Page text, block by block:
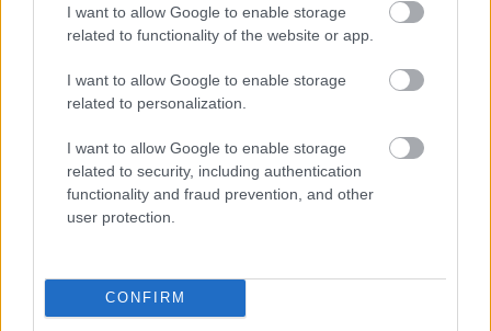
I want to allow Google to enable storage
related to functionality of the website or app.
I want to allow Google to enable storage
related to personalization.
I want to allow Google to enable storage
related to security, including authentication
functionality and fraud prevention, and other
user protection.
CONFIRM
Manchester United
Nya Ullevi, Göteborg
2026-08-08 17:00
Leeds UnitedvsManchester United2026-08-12 20:30
ELŐZŐ MÉRKŐZÉSEK